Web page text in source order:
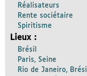
Réalisateurs
Rente sociétaire
Spiritisme
Lieux :
Brésil
Paris, Seine
Rio de Janeiro, Brésil